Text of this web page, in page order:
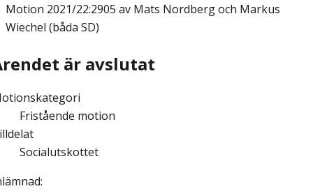
Motion 2021/22:2905 av Mats Nordberg och Markus
Wiechel (båda SD)
är avslutat
Fristående motion
Socialutskottet
: